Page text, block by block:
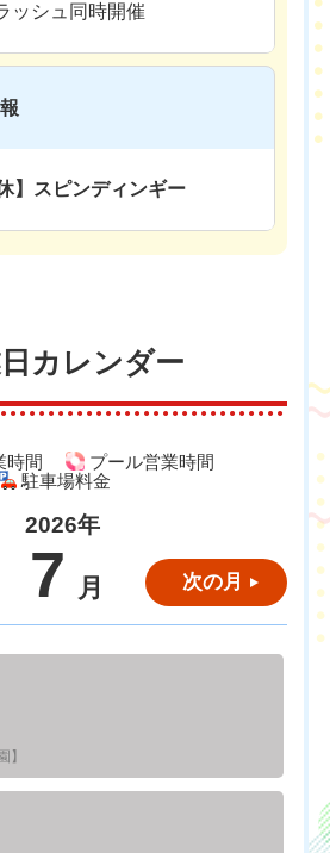
ッシュ同時開催
】スピンディンギー
カレンダー
時間
プール営業時間
駐車場料金
2026年
7 月 次の月
】